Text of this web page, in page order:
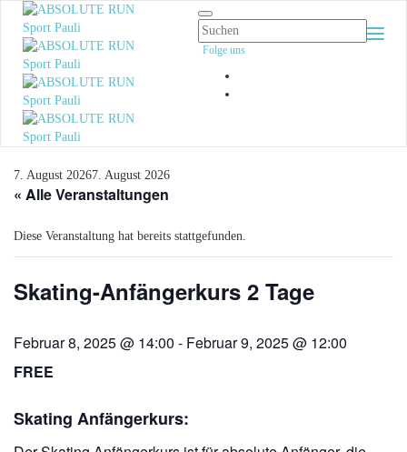
Folge uns
7. August 20267. August 2026
« Alle Veranstaltungen
Diese Veranstaltung hat bereits stattgefunden.
Skating-Anfängerkurs 2 Tage
Februar 8, 2025 @ 14:00 - Februar 9, 2025 @ 12:00
FREE
Skating Anfängerkurs: